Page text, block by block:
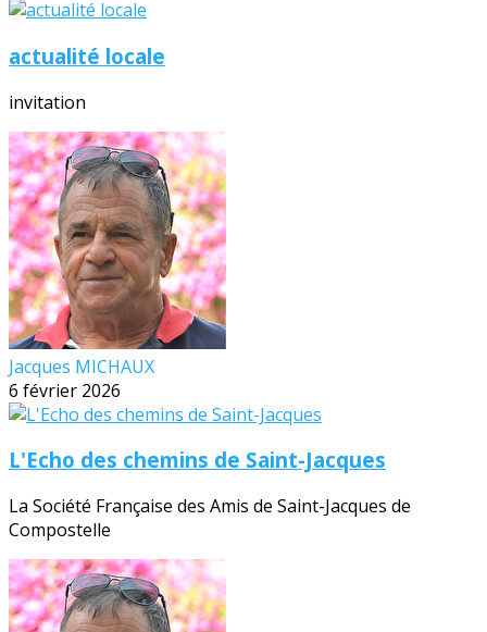
actualité locale
invitation
Jacques MICHAUX
6 février 2026
L'Echo des chemins de Saint-Jacques
La Société Française des Amis de Saint-Jacques de
Compostelle